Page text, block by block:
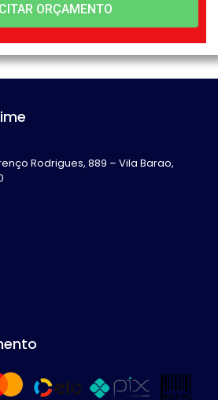
ORÇAMENTO
Rodrigues, 889 – Vila Barao,